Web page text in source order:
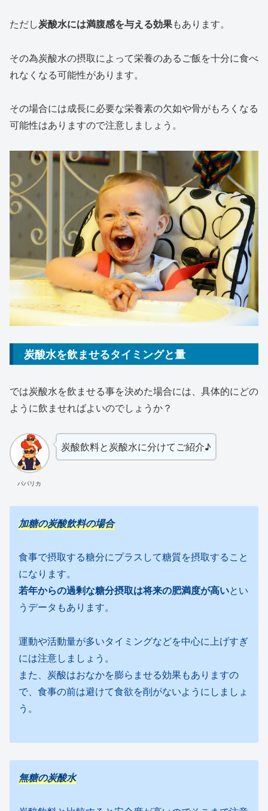
ただし炭酸水には満腹感を与える効果もあります。
その為炭酸水の摂取によって栄養のあるご飯を十分に食べ
れなくなる可能性があります。
その場合には成長に必要な栄養素の欠如や骨がもろくなる
可能性はありますので注意しましょう。
炭酸水を飲ませるタイミングと量
では炭酸水を飲ませる事を決めた場合には、具体的にどの
ように飲ませればよいのでしょうか？
パパリカ
炭酸飲料と炭酸水に分けてご紹介♪
加糖の炭酸飲料の場合
食事で摂取する糖分にプラスして糖質を摂取すること
になります。
若年からの過剰な糖分摂取は将来の肥満度が高いとい
うデータもあります。
運動や活動量が多いタイミングなどを中心に上げすぎ
には注意しましょう。
また、炭酸はおなかを膨らませる効果もありますの
で、食事の前は避けて食欲を削がないようにしましょ
う。
無糖の炭酸水